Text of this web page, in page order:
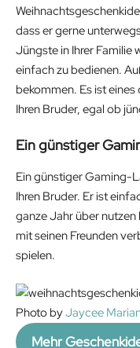
dass er gerne
Jüngste in Ihrer Familie
einfach zu bedienen.
bekommen. Es ist
Ihren Bruder, egal ob
Ein günstiger
Ein günstiger Gaming-
Ihren Bruder. Er ist
ganze Jahr über
mit seinen Freunden
spielen.
Photo byJaycee
Mehr